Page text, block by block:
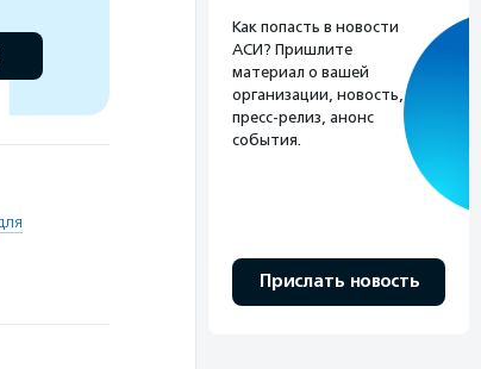
Как попасть в новости
АСИ? Пришлите
материал о вашей
организации, новость,
пресс-релиз, анонс
события.
Прислать новость